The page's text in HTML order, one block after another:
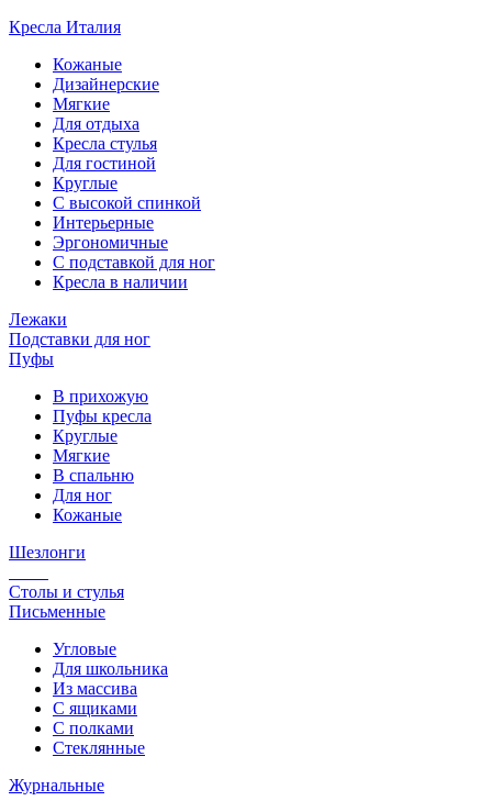
Кресла Италия
Кожаные
Дизайнерские
Мягкие
Для отдыха
Кресла стулья
Для гостиной
Круглые
С высокой спинкой
Интерьерные
Эргономичные
С подставкой для ног
Кресла в наличии
Лежаки
Подставки для ног
Пуфы
В прихожую
Пуфы кресла
Круглые
Мягкие
В спальню
Для ног
Кожаные
Шезлонги
Столы и стулья
Письменные
Угловые
Для школьника
Из массива
С ящиками
С полками
Стеклянные
Журнальные